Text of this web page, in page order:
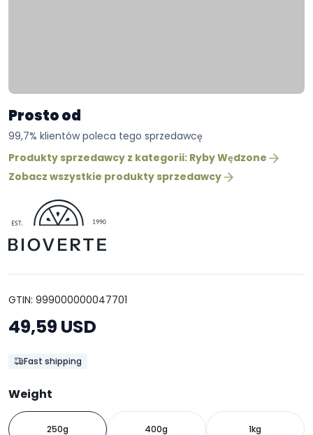
Prosto od
99,7% klientów poleca tego sprzedawcę
Produkty sprzedawcy z kategorii: Ryby Wędzone
Zobacz wszystkie produkty sprzedawcy
GTIN: 999000000047701
49,59 USD
Fast shipping
Weight
250g 400g 1kg